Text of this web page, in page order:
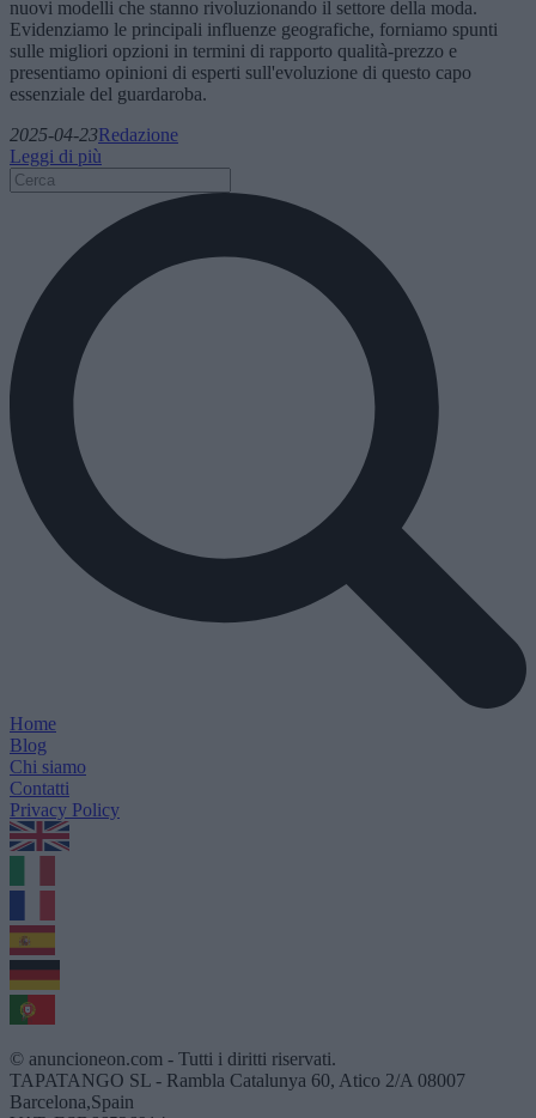
nuovi modelli che stanno rivoluzionando il settore della moda.
Evidenziamo le principali influenze geografiche, forniamo spunti
sulle migliori opzioni in termini di rapporto qualità-prezzo e
presentiamo opinioni di esperti sull'evoluzione di questo capo
essenziale del guardaroba.
2025-04-23Redazione
Leggi di più
Home
Blog
Chi siamo
Contatti
Privacy Policy
© anuncioneon.com - Tutti i diritti riservati.
TAPATANGO SL - Rambla Catalunya 60, Atico 2/A 08007
Barcelona,Spain